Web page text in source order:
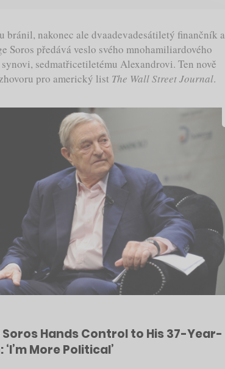
bránil, nakonec ale dvaadevadesátiletý finančník a
Soros předává veslo svého mnohamiliardového
sedmatřicetiletému Alexandrovi. Ten nově
pro americký list The Wall Street Journal.
Hands Control to His 37-Year-
‘I’m More Political’